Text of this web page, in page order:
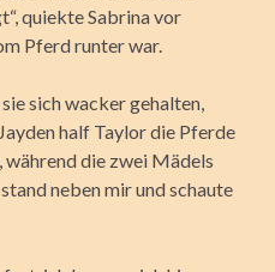
quiekte Sabrina vor
Pferd runter war.
sich wacker gehalten,
half Taylor die Pferde
während die zwei Mädels
neben mir und schaute